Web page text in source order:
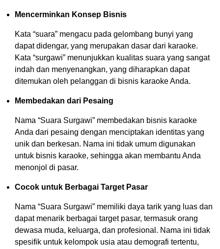
Mencerminkan Konsep Bisnis
Kata “suara” mengacu pada gelombang bunyi yang
dapat didengar, yang merupakan dasar dari karaoke.
Kata “surgawi” menunjukkan kualitas suara yang sangat
indah dan menyenangkan, yang diharapkan dapat
ditemukan oleh pelanggan di bisnis karaoke Anda.
Membedakan dari Pesaing
Nama “Suara Surgawi” membedakan bisnis karaoke
Anda dari pesaing dengan menciptakan identitas yang
unik dan berkesan. Nama ini tidak umum digunakan
untuk bisnis karaoke, sehingga akan membantu Anda
menonjol di pasar.
Cocok untuk Berbagai Target Pasar
Nama “Suara Surgawi” memiliki daya tarik yang luas dan
dapat menarik berbagai target pasar, termasuk orang
dewasa muda, keluarga, dan profesional. Nama ini tidak
spesifik untuk kelompok usia atau demografi tertentu,